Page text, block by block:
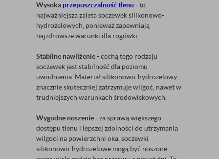
Wysoka przepuszczalność tlenu - to
najważniejsza zaleta soczewek silikonowo-
hydrożelowych, ponieważ zapewniają
najzdrowsze warunki dla rogówki.
Stabilne nawilżenie- cechą tego rodzaju
soczewek jest stabilność dla poziomu
uwodnienia. Materiał silikonowo-hydrożelowy
znacznie skuteczniej zatrzymuje wilgoć, nawet w
trudniejszych warunkach środowiskowych.
Wygodne noszenie- za sprawą większego
dostępu tlenu i lepszej zdolności do utrzymania
wilgoci na powierzchni oka, soczewki
silikonowo-hydrożelowe mogą być noszone